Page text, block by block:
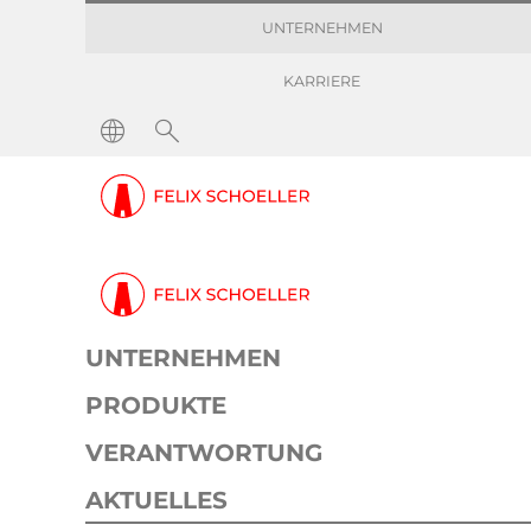
UNTERNEHMEN
KARRIERE
UNTERNEHMEN
PRODUKTE
VERANTWORTUNG
AKTUELLES
17. April 2019 1 min
Auf der diesjährigen
Sie hautnah, wie